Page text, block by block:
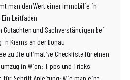
man den Wert einer Immobilie in
Leitfaden
Gutachten und Sachverständigen bei
Krems an der Donau
zu Die ultimative Checkliste für einen
in Wien: Tipps und Tricks
für-Schritt-Anleitung: Wie man eine